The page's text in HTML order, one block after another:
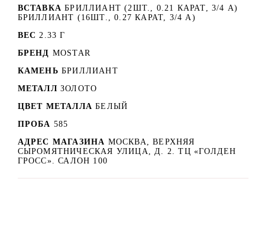
ВСТАВКА БРИЛЛИАНТ (2ШТ., 0.21 КАРАТ, 3/4 А)
БРИЛЛИАНТ (16ШТ., 0.27 КАРАТ, 3/4 А)
ВЕС 2.33 Г
БРЕНД MOSTAR
КАМЕНЬ БРИЛЛИАНТ
МЕТАЛЛ ЗОЛОТО
ЦВЕТ МЕТАЛЛА БЕЛЫЙ
ПРОБА 585
АДРЕС МАГАЗИНА МОСКВА, ВЕРХНЯЯ
СЫРОМЯТНИЧЕСКАЯ УЛИЦА, Д. 2. ТЦ «ГОЛДЕН
ГРОСС». САЛОН 100